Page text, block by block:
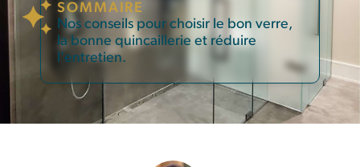
SOMMAIRE
Nos conseils pour choisir le bon verre,
la bonne quincaillerie et réduire
l’entretien.